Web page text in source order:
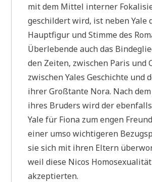
mit dem Mittel interner
geschildert wird, ist neben Yale
Hauptfigur und Stimme des
Überlebende auch das
den Zeiten, zwischen Paris und
zwischen Yales Geschichte und
ihrer Großtante Nora. Nach
ihres Bruders wird der
Yale für Fiona zum engen
einer umso wichtigeren
sie sich mit ihren Eltern
weil diese Nicos
akzeptierten.